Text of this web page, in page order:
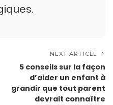
NEXT ARTICLE
5 conseils sur la façon
d’aider un enfant à
grandir que tout parent
devrait connaître